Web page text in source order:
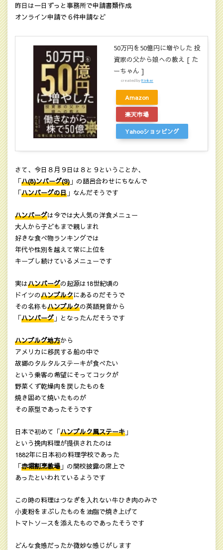
昨日は一日ずっと事務所で申請書類作成
オンライン申請で６件申請など
50万円を50億円に増やした 投
資家の父から娘への教え [ た
ーちゃん ]
created byRinker
Amazon
楽天市場
Yahooショッピング
さて、今日８月９日は８と９ということか、
「ハ(8)ンバーグ(9) 」の語呂合わせにちなんで
「ハンバーグの日 」なんだそうです
ハンバーグは今では大人気の洋食メニュー
大人から子どもまで親しまれ
好きな食べ物ランキングでは
年代や性別を越えて常に上位を
キープし続けているメニューです
実はハンバーグの起源は18世紀頃の
ドイツのハンブルクにあるのだそうで
その名称もハンブルクの英語発音から
「ハンバーグ 」となったんだそうです
ハンブルグ地方から
アメリカに移民する船の中で
故郷のタルタルステーキが食べたい
という乗客の希望にそってコックが
野菜くず乾燥肉を戻したものを
焼き固めて焼いたものが
その原型であったそうです
日本で初めて「ハンブルク風ステーキ 」
という挽肉料理が提供されたのは
1882年に日本初の料理学校であった
「赤堀割烹教場 」の開校披露の席上で
あったといわれているようです
この時の料理はつなぎを入れない牛ひき肉のみで
小麦粉をまぶしたものを油脂で焼き上げて
トマトソースを添えたものであったそうです
どんな食感だったか微妙な感じがします